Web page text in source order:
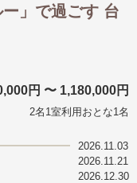
ー」で過ごす 台
円 〜 1,180,000円
2名1室利用おとな1名
2026.11.03
2026.11.21
2026.12.30